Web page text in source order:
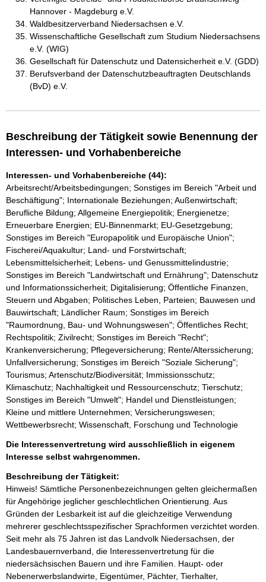
Hannover - Magdeburg e.V.
Waldbesitzerverband Niedersachsen e.V.
Wissenschaftliche Gesellschaft zum Studium Niedersachsens
e.V. (WIG)
Gesellschaft für Datenschutz und Datensicherheit e.V. (GDD)
Berufsverband der Datenschutzbeauftragten Deutschlands
(BvD) e.V.
Beschreibung der Tätigkeit sowie Benennung der
Interessen- und Vorhabenbereiche
Interessen- und Vorhabenbereiche (44):
Arbeitsrecht/Arbeitsbedingungen; Sonstiges im Bereich "Arbeit und
Beschäftigung"; Internationale Beziehungen; Außenwirtschaft;
Berufliche Bildung; Allgemeine Energiepolitik; Energienetze;
Erneuerbare Energien; EU-Binnenmarkt; EU-Gesetzgebung;
Sonstiges im Bereich "Europapolitik und Europäische Union";
Fischerei/Aquakultur; Land- und Forstwirtschaft;
Lebensmittelsicherheit; Lebens- und Genussmittelindustrie;
Sonstiges im Bereich "Landwirtschaft und Ernährung"; Datenschutz
und Informationssicherheit; Digitalisierung; Öffentliche Finanzen,
Steuern und Abgaben; Politisches Leben, Parteien; Bauwesen und
Bauwirtschaft; Ländlicher Raum; Sonstiges im Bereich
"Raumordnung, Bau- und Wohnungswesen"; Öffentliches Recht;
Rechtspolitik; Zivilrecht; Sonstiges im Bereich "Recht";
Krankenversicherung; Pflegeversicherung; Rente/Alterssicherung;
Unfallversicherung; Sonstiges im Bereich "Soziale Sicherung";
Tourismus; Artenschutz/Biodiversität; Immissionsschutz;
Klimaschutz; Nachhaltigkeit und Ressourcenschutz; Tierschutz;
Sonstiges im Bereich "Umwelt"; Handel und Dienstleistungen;
Kleine und mittlere Unternehmen; Versicherungswesen;
Wettbewerbsrecht; Wissenschaft, Forschung und Technologie
Die Interessenvertretung wird ausschließlich in eigenem
Interesse selbst wahrgenommen.
Beschreibung der Tätigkeit:
Hinweis! Sämtliche Personenbezeichnungen gelten gleichermaßen
für Angehörige jeglicher geschlechtlichen Orientierung. Aus
Gründen der Lesbarkeit ist auf die gleichzeitige Verwendung
mehrerer geschlechtsspezifischer Sprachformen verzichtet worden.
Seit mehr als 75 Jahren ist das Landvolk Niedersachsen, der
Landesbauernverband, die Interessenvertretung für die
niedersächsischen Bauern und ihre Familien. Haupt- oder
Nebenerwerbslandwirte, Eigentümer, Pächter, Tierhalter,